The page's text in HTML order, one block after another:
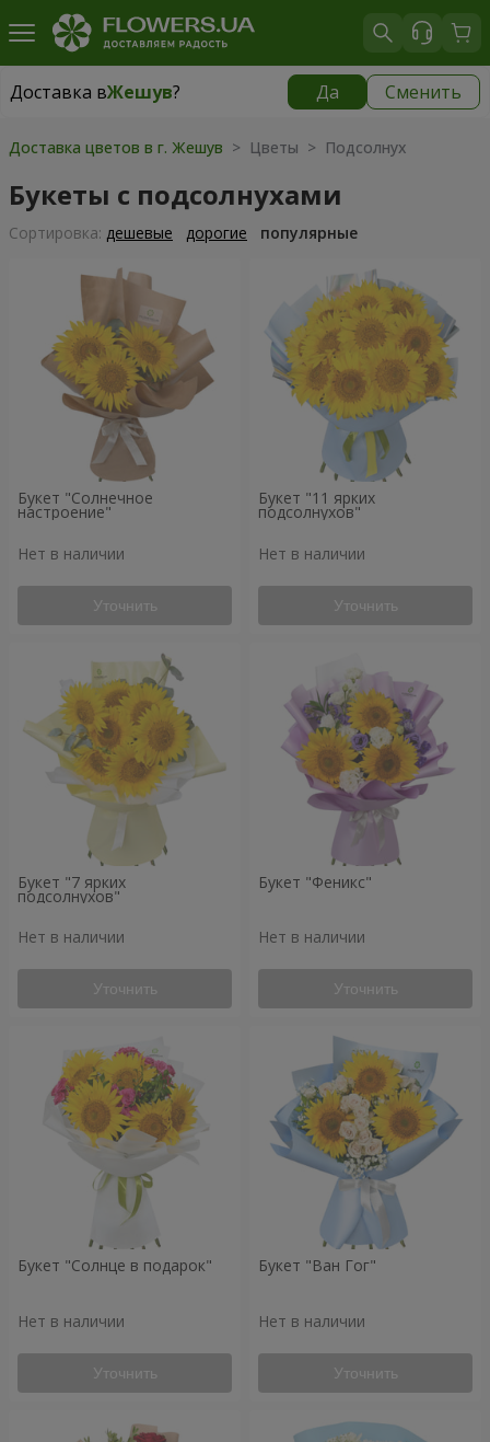
Доставка вЖешув? Да Сменить
Доставка вЖешув|
Доставка цветов в г. Жешув > Цветы > Подсолнух
Букеты с подсолнухами
Cортировка: дешевые дорогие популярные
Букет "Солнечное
настроение"
Нет в наличии
Уточнить
Букет "11 ярких
подсолнухов"
Нет в наличии
Уточнить
Букет "7 ярких
подсолнухов"
Нет в наличии
Уточнить
Букет "Феникс"
Нет в наличии
Уточнить
Букет "Солнце в подарок"
Нет в наличии
Уточнить
Букет "Ван Гог"
Нет в наличии
Уточнить